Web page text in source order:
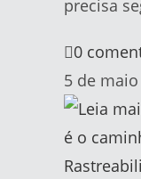
precisa
0
5 de